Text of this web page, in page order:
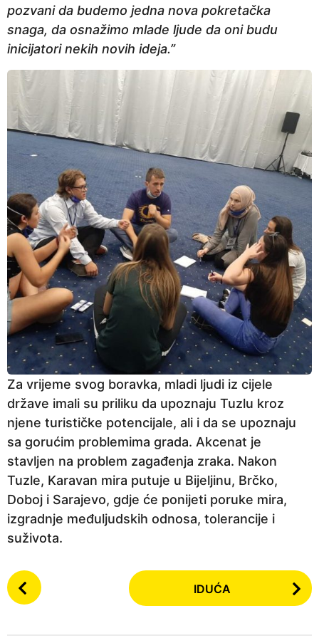
pozvani da budemo jedna nova pokretačka
snaga, da osnažimo mlade ljude da oni budu
inicijatori nekih novih ideja.”
Za vrijeme svog boravka, mladi ljudi iz cijele
države imali su priliku da upoznaju Tuzlu kroz
njene turističke potencijale, ali i da se upoznaju
sa gorućim problemima grada. Akcenat je
stavljen na problem zagađenja zraka. Nakon
Tuzle, Karavan mira putuje u Bijeljinu, Brčko,
Doboj i Sarajevo, gdje će ponijeti poruke mira,
izgradnje međuljudskih odnosa, tolerancije i
suživota.
P
o
IDUĆA